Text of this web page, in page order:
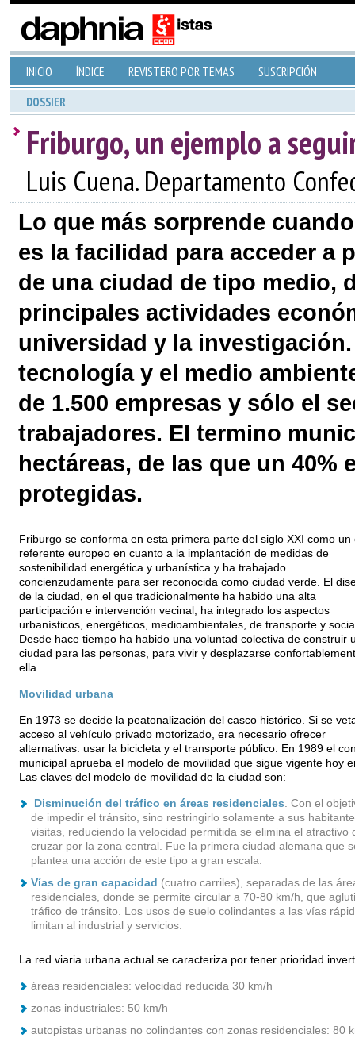
INICIO ÍNDICE REVISTERO POR TEMAS SUSCRIPCIÓN
DOSSIER
Friburgo, un ejemplo a
Luis Cuena. Departamento
Lo que más sorprende
es la facilidad para acceder a
de una ciudad de tipo medio,
principales actividades
universidad y la
tecnología y el medio
de 1.500 empresas y sólo el
trabajadores. El termino
hectáreas, de las que un 40%
protegidas.
Friburgo se conforma en esta primera parte del siglo XXI como un
referente europeo en cuanto a la implantación de medidas de
sostenibilidad energética y urbanística y ha trabajado
concienzudamente para ser reconocida como ciudad verde. El
de la ciudad, en el que tradicionalmente ha habido una alta
participación e intervención vecinal, ha integrado los aspectos
urbanísticos, energéticos, medioambientales, de transporte y
Desde hace tiempo ha habido una voluntad colectiva de construir
ciudad para las personas, para vivir y desplazarse
ella.
Movilidad urbana
En 1973 se decide la peatonalización del casco histórico. Si se
acceso al vehículo privado motorizado, era necesario ofrecer
alternativas: usar la bicicleta y el transporte público. En 1989 el
municipal aprueba el modelo de movilidad que sigue vigente hoy
Las claves del modelo de movilidad de la ciudad son:
Disminución del tráfico en áreas residenciales. Con el
de impedir el tránsito, sino restringirlo solamente a sus
visitas, reduciendo la velocidad permitida se elimina el atractivo
cruzar por la zona central. Fue la primera ciudad alemana que
plantea una acción de este tipo a gran escala.
Vías de gran capacidad (cuatro carriles), separadas de las
residenciales, donde se permite circular a 70-80 km/h, que
tráfico de tránsito. Los usos de suelo colindantes a las vías
limitan al industrial y servicios.
La red viaria urbana actual se caracteriza por tener prioridad
áreas residenciales: velocidad reducida 30 km/h
zonas industriales: 50 km/h
autopistas urbanas no colindantes con zonas residenciales: 80